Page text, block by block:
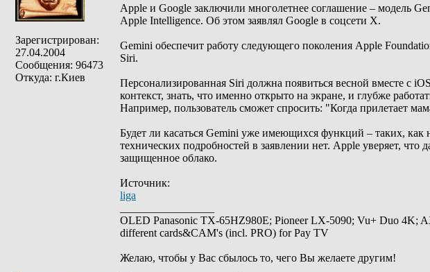
Зарегистрирован:
27.04.2004
Сообщения: 96473
Откуда: г.Киев
Apple и Google заключили многолетнее соглашение – модель
Apple Intelligence. Об этом заявлял Google в соцсети X.
Gemini обеспечит работу следующего поколения Apple
Siri.
Персонализированная Siri должна появиться весной вместе с
контекст, знать, что именно открыто на экране, и глубже
Например, пользователь сможет спросить: "Когда прилетает
Будет ли касаться Gemini уже имеющихся функций – таких,
технических подробностей в заявлении нет. Apple уверяет,
защищенное облако.
Источник:
liga
OLED Panasonic TX-65HZ980E; Pioneer LX-5090; Vu+ Duo 4K;
different cards&CAM's (incl. PRO) for Pay TV
Желаю, чтобы у Вас сбылось то, чего Вы желаете другим!